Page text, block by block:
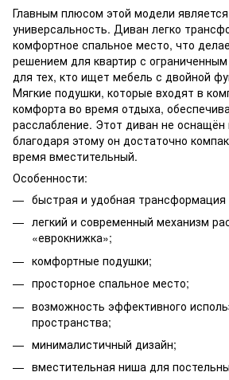
Главным плюсом этой модели
универсальность. Диван легко
комфортное спальное место, что
решением для квартир с
для тех, кто ищет мебель с двойной
Мягкие подушки, которые входят в
комфорта во время отдыха,
расслабление. Этот диван не оснащён
благодаря этому он достаточно
время вместительный.
Особенности:
быстрая и удобная
легкий и современный механизм
«еврокнижка»;
комфортные подушки;
просторное спальное место;
возможность эффективного
пространства;
минималистичный дизайн;
вместительная ниша для